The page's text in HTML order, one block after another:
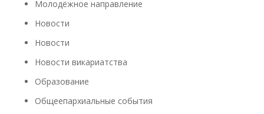
Молодёжное направление
Новости
Новости
Новости викариатства
Образование
Общеепархиальные события